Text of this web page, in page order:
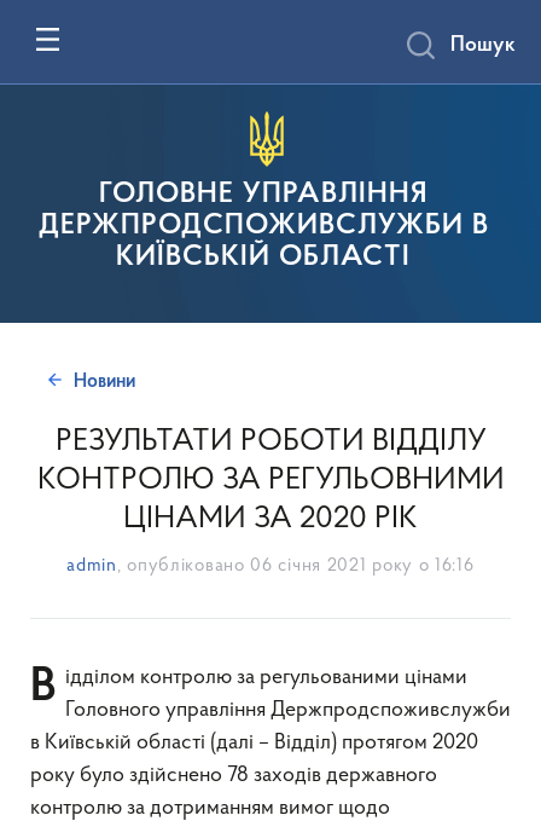
ГОЛОВНЕ УПРАВЛІННЯ
ДЕРЖПРОДСПОЖИВСЛУЖБИ В
КИЇВСЬКІЙ ОБЛАСТІ
Пошук
Новини
РЕЗУЛЬТАТИ РОБОТИ ВІДДІЛУ
КОНТРОЛЮ ЗА РЕГУЛЬОВНИМИ
ЦІНАМИ ЗА 2020 РІК
admin , опубліковано 06 січня 2021 року о 16:16
Відділом контролю за регульованими цінами Головного управління Держпродспоживслужби
в Київській області (далі – Відділ) протягом 2020
року було здійснено 78 заходів державного
контролю за дотриманням вимог щодо